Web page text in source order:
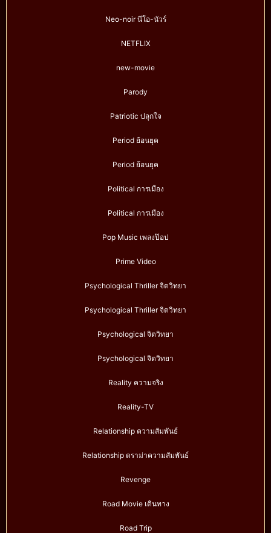
Neo-noir นีโอ-นัวร์
NETFLIX
new-movie
Parody
Patriotic ปลุกใจ
Period ย้อนยุค
Period ย้อนยุค
Political การเมือง
Political การเมือง
Pop Music เพลงป๊อป
Prime Video
Psychological Thriller จิตวิทยา
Psychological Thriller จิตวิทยา
Psychological จิตวิทยา
Psychological จิตวิทยา
Reality ความจริง
Reality-TV
Relationship ความสัมพันธ์
Relationship ดราม่าความสัมพันธ์
Revenge
Road Movie เดินทาง
Road Trip